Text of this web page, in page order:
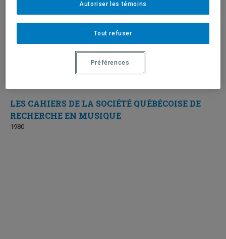
LES CAHIERS DE LA SOCIÉTÉ QUÉBÉCOISE DE
RECHERCHE EN MUSIQUE
1980
Tout refuser
Autoriser les témoins
Préférences